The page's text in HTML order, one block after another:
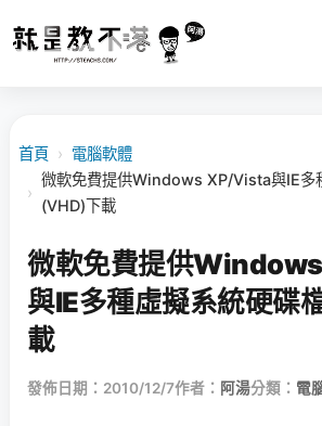
首頁 › 電腦軟體
›
微軟免費提供Windows XP/Vista與IE多
(VHD)下載
微軟免費提供
與IE多種虛擬系統硬碟
載
發佈日期：2010/12/7作者： 阿湯分類： 電